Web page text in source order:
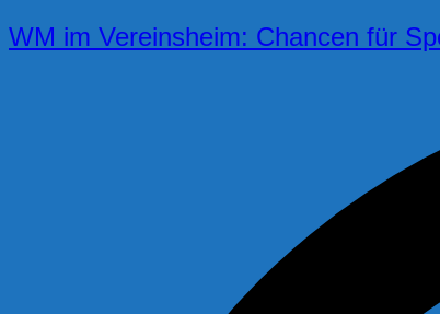
WM im Vereinsheim: Chancen für